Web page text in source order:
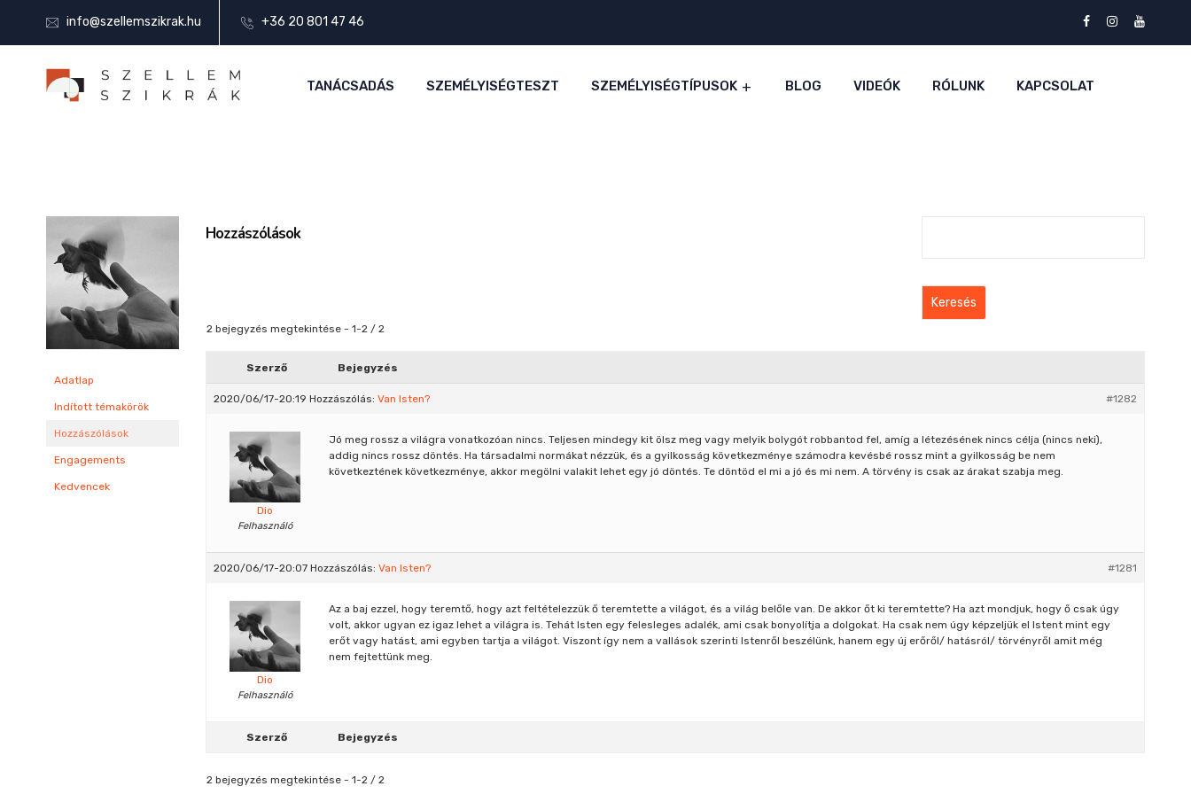
info@szellemszikrak.hu +36 20 801 47 46
TANÁCSADÁS SZEMÉLYISÉGTESZT SZEMÉLYISÉGTÍPUSOK BLOG VIDEÓK RÓLUNK KAPCSOLAT
Adatlap
Indított témakörök
Hozzászólások
Engagements
Kedvencek
Hozzászólások
2 bejegyzés megtekintése - 1-2 / 2
Szerző Bejegyzés
2020/06/17-20:19 Hozzászólás: Van Isten? #1282
Dio
Felhasználó
Jó meg rossz a világra vonatkozóan nincs. Teljesen mindegy kit ölsz meg vagy melyik bolygót robbantod fel, amíg a létezésének nincs célja (nincs neki),
addig nincs rossz döntés. Ha társadalmi normákat nézzük, és a gyilkosság következménye számodra kevésbé rossz mint a gyilkosság be nem
következtének következménye, akkor megölni valakit lehet egy jó döntés. Te döntöd el mi a jó és mi nem. A törvény is csak az árakat szabja meg.
2020/06/17-20:07 Hozzászólás: Van Isten? #1281
Dio
Felhasználó
Az a baj ezzel, hogy teremtő, hogy azt feltételezzük ő teremtette a világot, és a világ belőle van. De akkor őt ki teremtette? Ha azt mondjuk, hogy ő csak úgy
volt, akkor ugyan ez igaz lehet a világra is. Tehát Isten egy felesleges adalék, ami csak bonyolítja a dolgokat. Ha csak nem úgy képzeljük el Istent mint egy
erőt vagy hatást, ami egyben tartja a világot. Viszont így nem a vallások szerinti Istenről beszélünk, hanem egy új erőről/ hatásról/ törvényről amit még
nem fejtettünk meg.
Szerző Bejegyzés
2 bejegyzés megtekintése - 1-2 / 2